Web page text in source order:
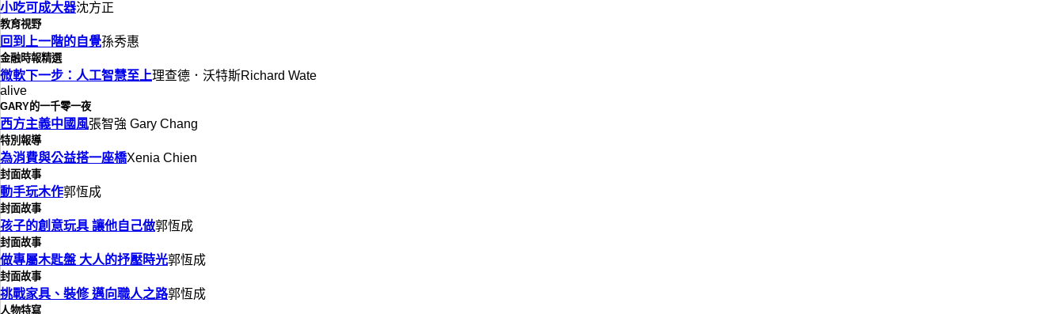
小吃可成大器沈方正
教育視野
回到上一階的自覺孫秀惠
金融時報精選
微軟下一步：人工智慧至上理查德．沃特斯Richard Wate
alive
GARY的一千零一夜
西方主義中國風張智強 Gary Chang
特別報導
為消費與公益搭一座橋Xenia Chien
封面故事
動手玩木作郭恆成
封面故事
孩子的創意玩具 讓他自己做郭恆成
封面故事
做專屬木匙盤 大人的抒壓時光郭恆成
封面故事
挑戰家具、裝修 邁向職人之路郭恆成
人物特寫